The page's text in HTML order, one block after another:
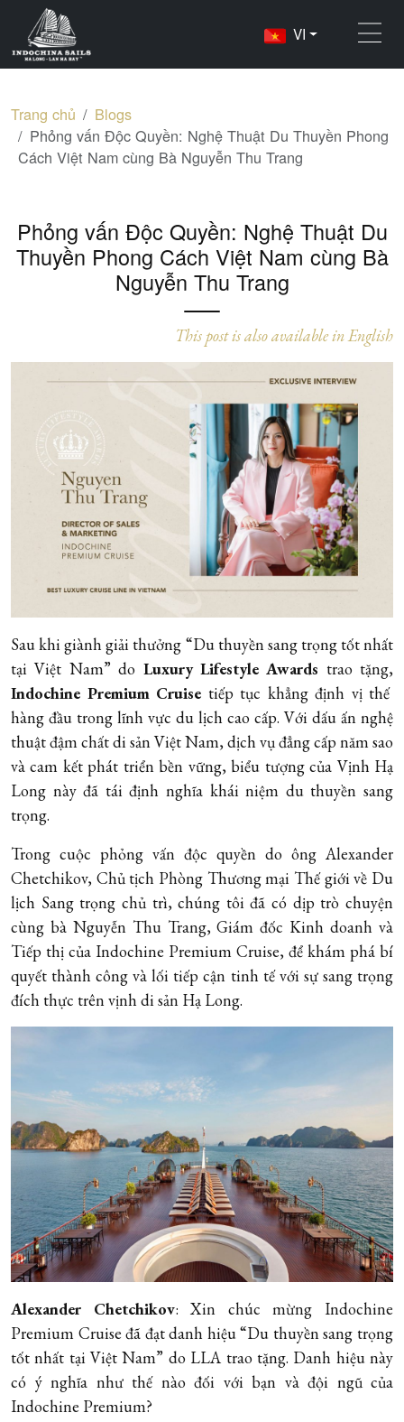
VI
Trang chủ
Blogs
Phỏng vấn Độc Quyền: Nghệ Thuật Du Thuyền Phong
Cách Việt Nam cùng Bà Nguyễn Thu Trang
Phỏng vấn Độc Quyền: Nghệ Thuật Du
Thuyền Phong Cách Việt Nam cùng Bà
Nguyễn Thu Trang
This post is also available in English
Sau khi giành giải thưởng “Du thuyền sang trọng tốt nhất
tại Việt Nam” do Luxury Lifestyle Awards trao tặng,
Indochine Premium Cruise tiếp tục khẳng định vị thế
hàng đầu trong lĩnh vực du lịch cao cấp. Với dấu ấn nghệ
thuật đậm chất di sản Việt Nam, dịch vụ đẳng cấp năm sao
và cam kết phát triển bền vững, biểu tượng của Vịnh Hạ
Long này đã tái định nghĩa khái niệm du thuyền sang
trọng.
Trong cuộc phỏng vấn độc quyền do ông Alexander
Chetchikov, Chủ tịch Phòng Thương mại Thế giới về Du
lịch Sang trọng chủ trì, chúng tôi đã có dịp trò chuyện
cùng bà Nguyễn Thu Trang, Giám đốc Kinh doanh và
Tiếp thị của Indochine Premium Cruise, để khám phá bí
quyết thành công và lối tiếp cận tinh tế với sự sang trọng
đích thực trên vịnh di sản Hạ Long.
Alexander Chetchikov: Xin chúc mừng Indochine
Premium Cruise đã đạt danh hiệu “Du thuyền sang trọng
tốt nhất tại Việt Nam” do LLA trao tặng. Danh hiệu này
có ý nghĩa như thế nào đối với bạn và đội ngũ của
Indochine Premium?